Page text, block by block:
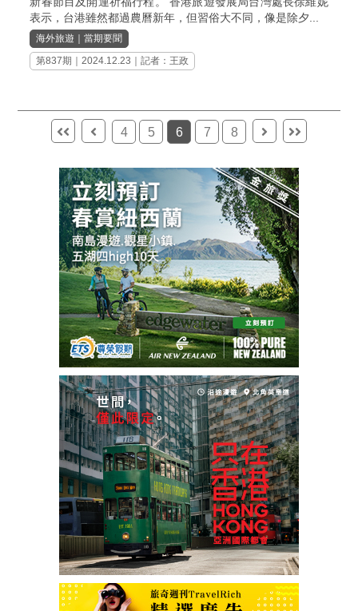
表示，台港雖然都過農曆新年，但習俗大不同，像是除夕...
海外旅遊 ｜當期要聞
第837期
｜2024.12.23｜記者：王政
4 5 6 7 8